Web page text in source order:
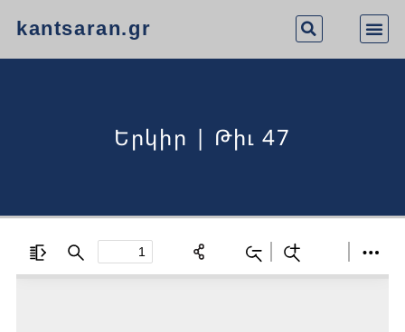
kantsaran.gr
Երկիր | Թիւ 47